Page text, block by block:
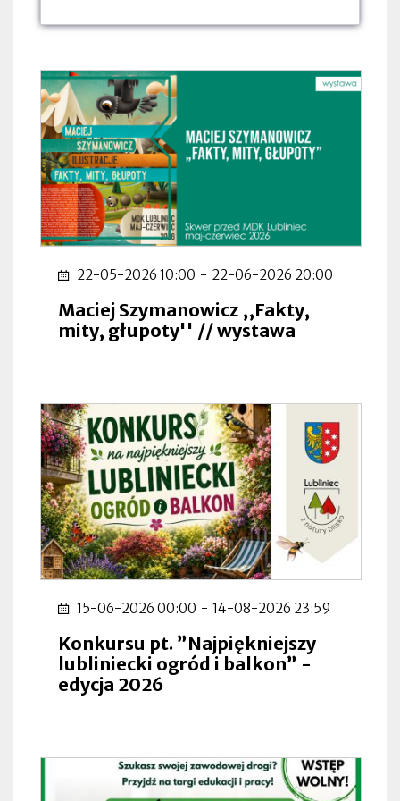
22-05-2026 10:00 - 22-06-2026 20:00
Maciej Szymanowicz ,,Fakty,
mity, głupoty'' // wystawa
15-06-2026 00:00 - 14-08-2026 23:59
Konkursu pt. ”Najpiękniejszy
lubliniecki ogród i balkon” -
edycja 2026